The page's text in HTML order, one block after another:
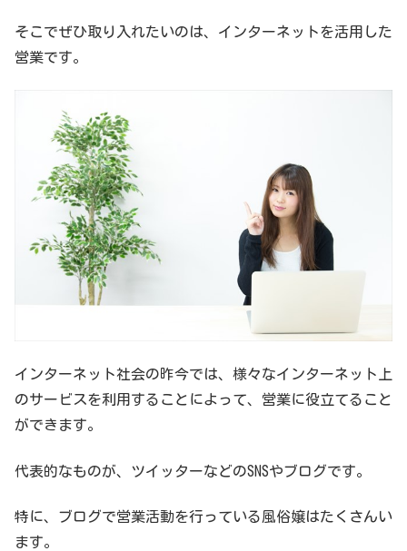
そこでぜひ取り入れたいのは、インターネットを活用した
営業です。
インターネット社会の昨今では、様々なインターネット上
のサービスを利用することによって、営業に役立てること
ができます。
代表的なものが、ツイッターなどのSNSやブログです。
特に、ブログで営業活動を行っている風俗嬢はたくさんい
ます。